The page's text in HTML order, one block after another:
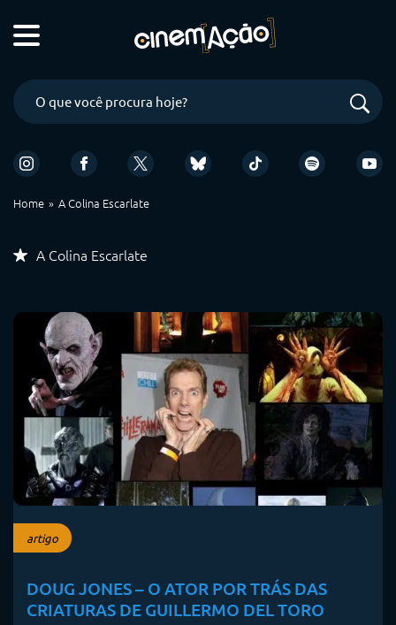
Home A Colina Escarlate
A Colina Escarlate
artigo
DOUG JONES – O ATOR POR TRÁS DAS
CRIATURAS DE GUILLERMO DEL TORO